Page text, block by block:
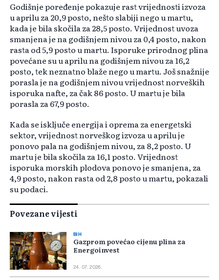
Godišnje poređenje pokazuje rast vrijednosti izvoza
u aprilu za 20,9 posto, nešto slabiji nego u martu,
kada je bila skočila za 28,5 posto. Vrijednost uvoza
smanjena je na godišnjem nivou za 0,4 posto, nakon
rasta od 5,9 posto u martu. Isporuke prirodnog plina
povećane su u aprilu na godišnjem nivou za 16,2
posto, tek neznatno blaže nego u martu. Još snažnije
porasla je na godišnjem nivou vrijednost norveških
isporuka nafte, za čak 86 posto. U martu je bila
porasla za 67,9 posto.
Kada se isključe energija i oprema za energetski
sektor, vrijednost norveškog izvoza u aprilu je
ponovo pala na godišnjem nivou, za 8,2 posto. U
martu je bila skočila za 16,1 posto. Vrijednost
isporuka morskih plodova ponovo je smanjena, za
4,9 posto, nakon rasta od 2,8 posto u martu, pokazali
su podaci.
Povezane vijesti
BIH
Gazprom povećao cijenu plina za
Energoinvest
24. 07. 2026.